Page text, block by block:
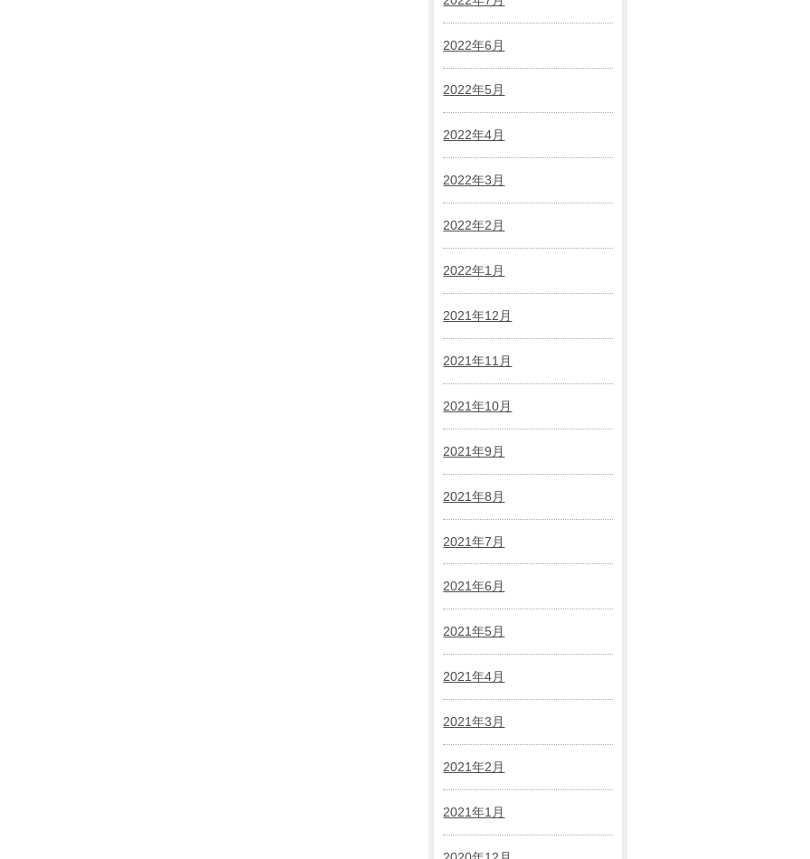
2022年6月
2022年5月
2022年4月
2022年3月
2022年2月
2022年1月
2021年12月
2021年11月
2021年10月
2021年9月
2021年8月
2021年7月
2021年6月
2021年5月
2021年4月
2021年3月
2021年2月
2021年1月